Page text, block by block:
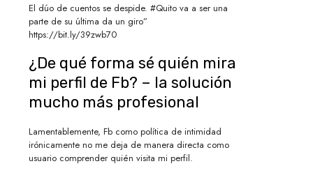
El dúo de cuentos se despide. #Quito va a ser una
parte de su última da un giro”
https://bit.ly/39zwb70
¿De qué forma sé quién mira
mi perfil de Fb? – la solución
mucho más profesional
Lamentablemente, Fb como política de intimidad
irónicamente no me deja de manera directa como
usuario comprender quién visita mi perfil.